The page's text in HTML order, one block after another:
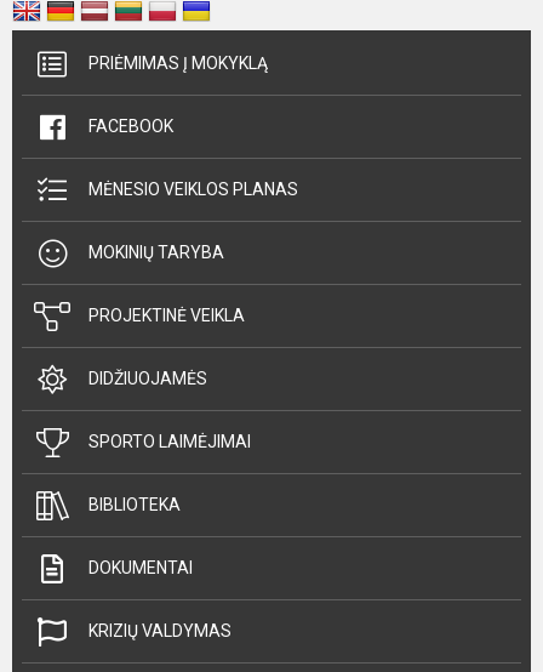
PRIĖMIMAS Į MOKYKLĄ
FACEBOOK
MĖNESIO VEIKLOS PLANAS
MOKINIŲ TARYBA
PROJEKTINĖ VEIKLA
DIDŽIUOJAMĖS
SPORTO LAIMĖJIMAI
BIBLIOTEKA
DOKUMENTAI
KRIZIŲ VALDYMAS